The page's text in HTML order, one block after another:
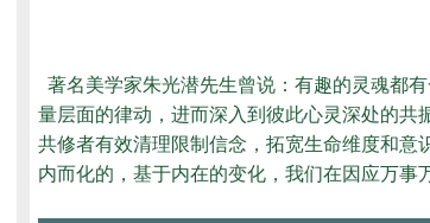
著名美学家朱光潜先生曾说：有趣的灵魂都
量层面的律动，进而深入到彼此心灵深处的
共修者有效清理限制信念，拓宽生命维度和
内而化的，基于内在的变化，我们在因应万